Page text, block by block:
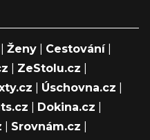
Ženy Cestování|
ZeStolu.cz
Úschovna.cz
Dokina.cz
Srovnám.cz